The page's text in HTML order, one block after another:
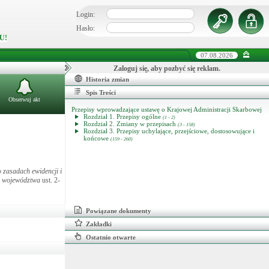
Login:
Hasło:
07.08.2026
Obserwuj akt
zasadach ewidencji i
ust. 2-
Zaloguj się, aby pozbyć się reklam.
Historia zmian
Spis Treści
Przepisy wprowadzające ustawę o Krajowej Administracji Skarbowej
Rozdział 1. Przepisy ogólne (1 - 2)
Rozdział 2. Zmiany w przepisach (3 - 158)
Rozdział 3. Przepisy uchylające, przejściowe, dostosowujące i
końcowe (159 - 260)
Powiązane dokumenty
Zakładki
Ostatnio otwarte